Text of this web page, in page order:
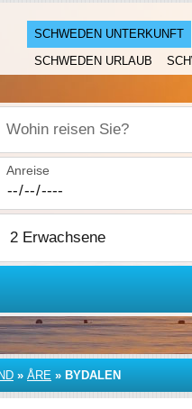
SCHWEDEN UNTERKUNFT
SCHWEDEN URLAUB
Wohin reisen Sie?
Anreise
» ÅRE » BYDALEN